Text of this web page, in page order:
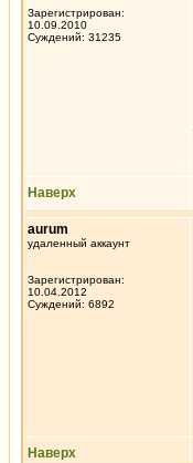
Зарегистрирован:
10.09.2010
Суждений: 31235
Наверх
aurum
удаленный аккаунт
Зарегистрирован:
10.04.2012
Суждений: 6892
Наверх